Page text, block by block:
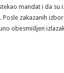
mandat i da su
zakazanih
obesmišljen